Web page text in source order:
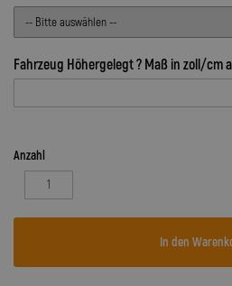
Fahrzeug Höhergelegt ? Maß in zoll/cm
Anzahl
In den